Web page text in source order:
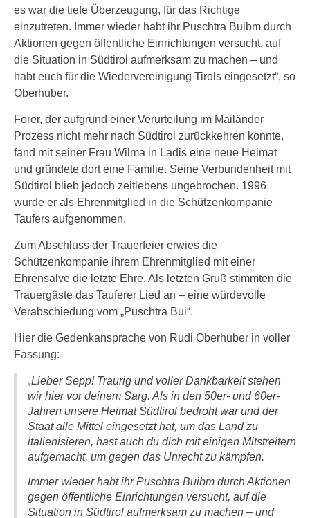
es war die tiefe Überzeugung, für das Richtige
einzutreten. Immer wieder habt ihr Puschtra Buibm durch
Aktionen gegen öffentliche Einrichtungen versucht, auf
die Situation in Südtirol aufmerksam zu machen – und
habt euch für die Wiedervereinigung Tirols eingesetzt“, so
Oberhuber.
Forer, der aufgrund einer Verurteilung im Mailänder
Prozess nicht mehr nach Südtirol zurückkehren konnte,
fand mit seiner Frau Wilma in Ladis eine neue Heimat
und gründete dort eine Familie. Seine Verbundenheit mit
Südtirol blieb jedoch zeitlebens ungebrochen. 1996
wurde er als Ehrenmitglied in die Schützenkompanie
Taufers aufgenommen.
Zum Abschluss der Trauerfeier erwies die
Schützenkompanie ihrem Ehrenmitglied mit einer
Ehrensalve die letzte Ehre. Als letzten Gruß stimmten die
Trauergäste das Tauferer Lied an – eine würdevolle
Verabschiedung vom „Puschtra Bui“.
Hier die Gedenkansprache von Rudi Oberhuber in voller
Fassung:
„Lieber Sepp! Traurig und voller Dankbarkeit stehen
wir hier vor deinem Sarg. Als in den 50er- und 60er-
Jahren unsere Heimat Südtirol bedroht war und der
Staat alle Mittel eingesetzt hat, um das Land zu
italienisieren, hast auch du dich mit einigen Mitstreitern
aufgemacht, um gegen das Unrecht zu kämpfen.
Immer wieder habt ihr Puschtra Buibm durch Aktionen
gegen öffentliche Einrichtungen versucht, auf die
Situation in Südtirol aufmerksam zu machen – und